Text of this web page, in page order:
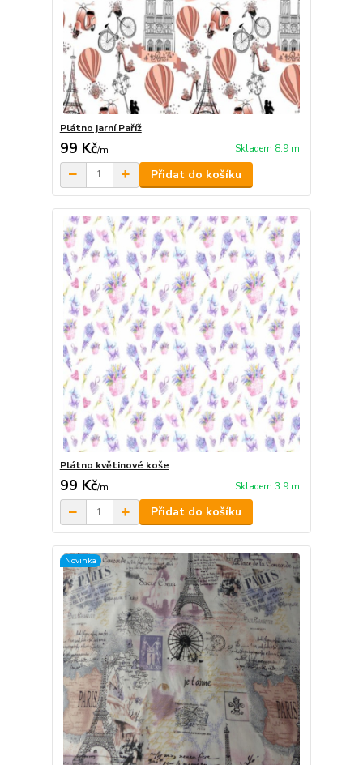
Plátno jarní Paříž
99 Kč/m Skladem 8.9 m
Přidat do košíku
Plátno květinové koše
99 Kč/m Skladem 3.9 m
Přidat do košíku
Novinka